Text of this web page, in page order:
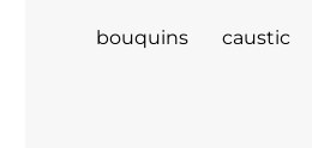
bouquins caustic